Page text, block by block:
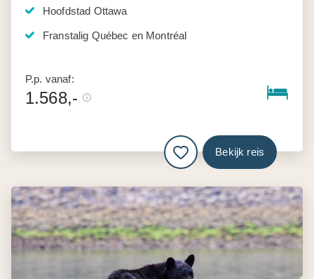
Hoofdstad Ottawa
Franstalig Québec en Montréal
P.p. vanaf:
1.568,-
Bekijk reis